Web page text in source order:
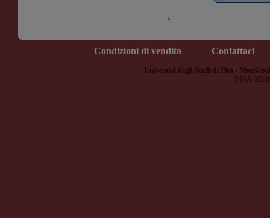
Condizioni di vendita Contattaci
Università degli Studi di Pisa - Nistri-
P.IVA